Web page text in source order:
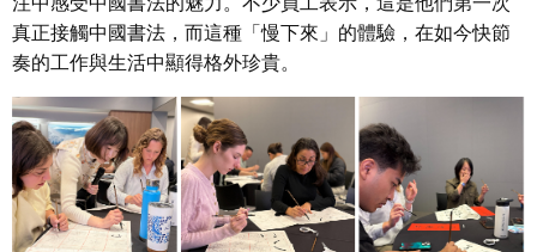
真正接觸中國書法，而這種「慢下來」的體驗，在如今快節
奏的工作與生活中顯得格外珍貴。